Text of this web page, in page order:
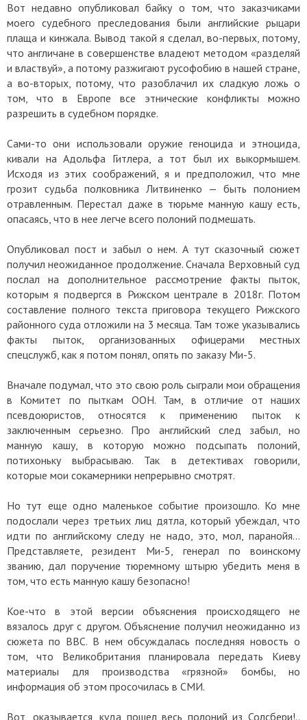
Вот недавно опубликовал байку о том, что заказчиками
моего судебного преследования были английские рыцари
плаща и кинжала. Вывод такой я сделал, во-первых, потому,
что англичане в совершенстве владеют методом «разделяй
и властвуй», а потому разжигают русофобию в нашей стране,
а во-вторых, потому, что разоблачил их сладкую ложь о
том, что в Европе все этнические конфликты можно
разрешить в судебном порядке.
Сами-то они использовали оружие геноцида и этноцида,
кивали на Адольфа Гитлера, а тот был их выкормышем.
Исходя из этих соображений, я и предположил, что мне
грозит судьба полковника Литвиненко — быть полонием
отравленным. Перестал даже в тюрьме манную кашу есть,
опасаясь, что в нее легче всего полоний подмешать.
Опубликовал пост и забыл о нем. А тут сказочный сюжет
получил неожиданное продолжение. Сначала Верховный суд
послал на дополнительное рассмотрение факты пыток,
которым я подвергся в Рижском централе в 2018г. Потом
составление полного текста приговора текущего Рижского
районного суда отложили на 3 месяца. Там тоже указывались
факты пыток, организованных офицерами местных
спецслужб, как я потом понял, опять по заказу Ми-5.
Вначале подумал, что это свою роль сыграли мои обращения
в Комитет по пыткам ООН. Там, в отличие от наших
псевдоюристов, относятся к применению пыток к
заключенным серьезно. Про английский след забыл, но
манную кашу, в которую можно подсыпать полоний,
потихоньку выбрасываю. Так в детективах говорили,
которые мои сокамерники непрерывно смотрят.
Но тут еще одно маленькое событие произошло. Ко мне
подослали через третьих лиц дятла, который убеждал, что
идти по английскому следу не надо, это, мол, паранойя…
Представляете, резидент Ми-5, генерал по воинскому
званию, дал поручение тюремному штырю убедить меня в
том, что есть манную кашу безопасно!
Кое-что в этой версии объяснения происходящего не
вязалось друг с другом. Объяснение получил неожиданно из
сюжета по ВВС. В нем обсуждалась последняя новость о
том, что Великобритания планировала передать Киеву
материалы для производства «грязной» бомбы, но
информация об этом просочилась в СМИ.
Вот, оказывается, куда пошел весь полоний из Солсбери!..